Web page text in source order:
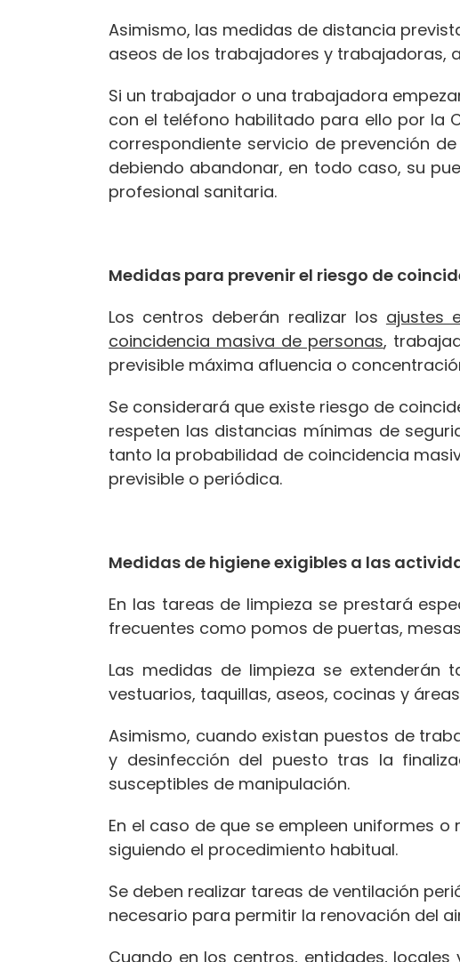
Asimismo, las medidas de distancia
aseos de los trabajadores y trabajadoras,
Si un trabajador o una trabajadora
con el teléfono habilitado para ello por la
correspondiente servicio de prevención
debiendo abandonar, en todo caso, su
profesional sanitaria.
Medidas para prevenir el riesgo de
Los centros deberán realizar los ajustes
coincidencia masiva de personas,
previsible máxima afluencia o
Se considerará que existe riesgo de
respeten las distancias mínimas de
tanto la probabilidad de coincidencia
previsible o periódica.
Medidas de higiene exigibles a las
En las tareas de limpieza se prestará
frecuentes como pomos de puertas,
Las medidas de limpieza se extenderán
vestuarios, taquillas, aseos, cocinas y
Asimismo, cuando existan puestos de
y desinfección del puesto tras la
susceptibles de manipulación.
En el caso de que se empleen uniformes
siguiendo el procedimiento habitual.
Se deben realizar tareas de ventilación
necesario para permitir la renovación del
Cuando en los centros, entidades,